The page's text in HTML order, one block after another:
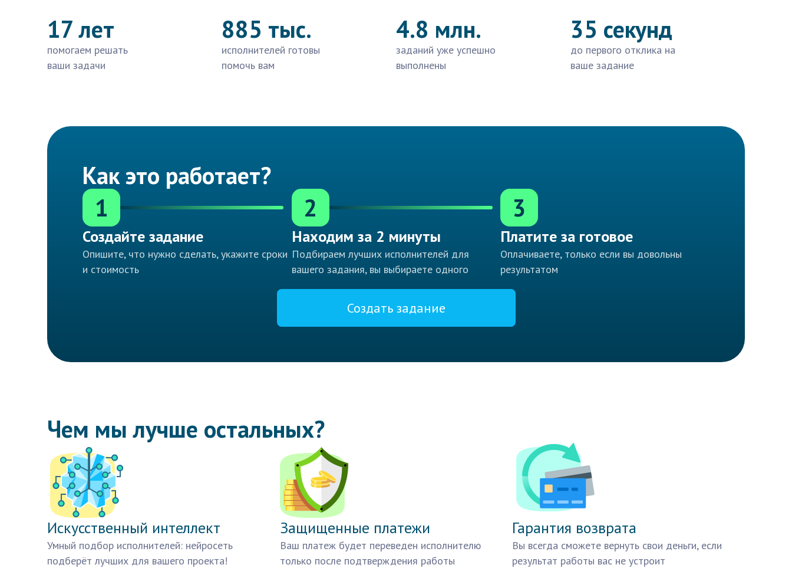
17 лет
помогаем решать
ваши задачи
885 тыс.
исполнителей готовы
помочь вам
4.8 млн.
заданий уже успешно
выполнены
35 секунд
до первого отклика на
ваше задание
Как это работает?
1
Создайте задание
Опишите, что нужно сделать, укажите сроки
и стоимость
2
Находим за 2 минуты
Подбираем лучших исполнителей для
вашего задания, вы выбираете одного
3
Платите за готовое
Оплачиваете, только если вы довольны
результатом
Создать задание
Чем мы лучше остальных?
Искусственный интеллект
Умный подбор исполнителей: нейросеть
подберёт лучших для вашего проекта!
Защищенные платежи
Ваш платеж будет переведен исполнителю
только после подтверждения работы
Гарантия возврата
Вы всегда сможете вернуть свои деньги, если
результат работы вас не устроит